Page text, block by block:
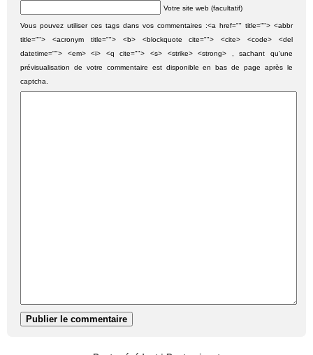
Votre site web (facultatif)
Vous pouvez utiliser ces tags dans vos commentaires :<a href="" title=""> <abbr
title=""> <acronym title=""> <b> <blockquote cite=""> <cite> <code> <del
datetime=""> <em> <i> <q cite=""> <s> <strike> <strong> , sachant qu'une
prévisualisation de votre commentaire est disponible en bas de page après le
captcha.